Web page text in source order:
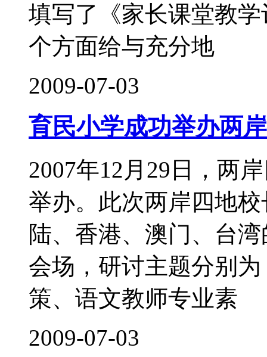
填写了《家长课堂教
个方面给与充分地
2009-07-03
育民小学成功举办两
2007年12月29日，两
举办。此次两岸四地
陆、香港、澳门、台
会场，研讨主题分别
策、语文教师专业素
2009-07-03